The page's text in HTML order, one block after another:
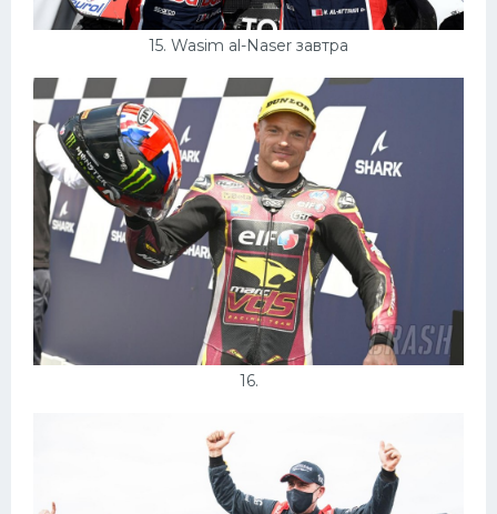
15. Wasim al-Naser завтра
16.